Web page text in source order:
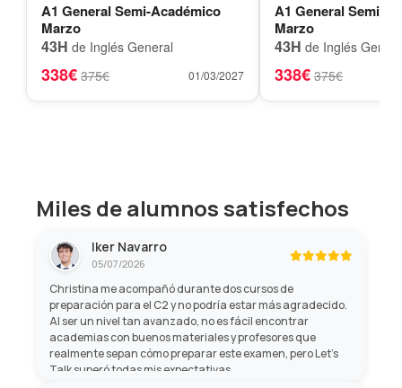
A1 General Semi-Académico
Marzo
43H de Inglés General
338€ 375€ 01/03/2027
A1 General Semi-
Marzo
43H de Inglés
338€ 375€
Miles de alumnos satisfechos
Iker Navarro
05/07/2026
Christina me acompañó durante dos cursos de
preparación para el C2 y no podría estar más agradecido.
Al ser un nivel tan avanzado, no es fácil encontrar
academias con buenos materiales y profesores que
realmente sepan cómo preparar este examen, pero Let's
Talk superó todas mis expectativas.